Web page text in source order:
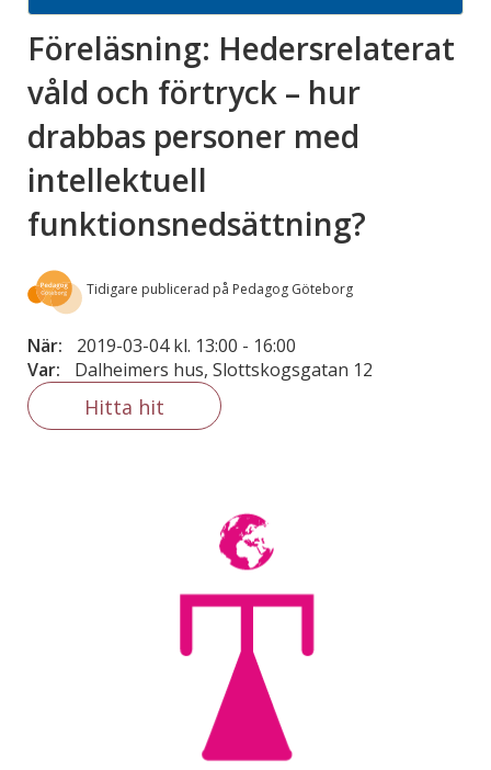
Föreläsning: Hedersrelaterat
våld och förtryck – hur
drabbas personer med
intellektuell
funktionsnedsättning?
Tidigare publicerad på Pedagog Göteborg
När: 2019-03-04 kl. 13:00 - 16:00
Var:
Dalheimers hus, Slottskogsgatan 12
Hitta hit